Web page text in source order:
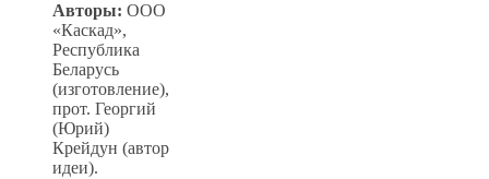
Авторы: ООО
«Каскад»,
Республика
Беларусь
(изготовление),
прот. Георгий
(Юрий)
Крейдун (автор
идеи).